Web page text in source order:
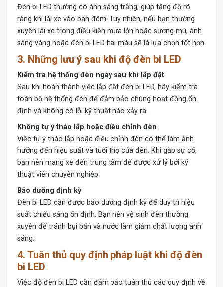
Đèn bi LED thường có ánh sáng trắng, giúp tăng độ rõ
ràng khi lái xe vào ban đêm. Tuy nhiên, nếu bạn thường
xuyên lái xe trong điều kiện mưa lớn hoặc sương mù, ánh
sáng vàng hoặc đèn bi LED hai màu sẽ là lựa chọn tốt hơn.
3. Những lưu ý sau khi độ đèn bi LED
Kiểm tra hệ thống đèn ngay sau khi lắp đặt
Sau khi hoàn thành việc lắp đặt đèn bi LED, hãy kiểm tra
toàn bộ hệ thống đèn để đảm bảo chúng hoạt động ổn
định và không có lỗi kỹ thuật nào xảy ra.
Không tự ý tháo lắp hoặc điều chỉnh đèn
Việc tự ý tháo lắp hoặc điều chỉnh đèn có thể làm ảnh
hưởng đến hiệu suất và tuổi thọ của đèn. Khi gặp sự cố,
bạn nên mang xe đến trung tâm để được xử lý bởi kỹ
thuật viên chuyên nghiệp.
Bảo dưỡng định kỳ
Đèn bi LED cần được bảo dưỡng định kỳ để duy trì hiệu
suất chiếu sáng ổn định. Bạn nên vệ sinh đèn thường
xuyên để tránh bụi bẩn và nước làm giảm chất lượng ánh
sáng.
4. Tuân thủ quy định pháp luật khi độ đèn
bi LED
Việc độ đèn bi LED cần đảm bảo tuân thủ các quy định về